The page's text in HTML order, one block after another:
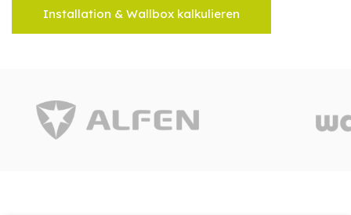
Installation & Wallbox kalkulieren